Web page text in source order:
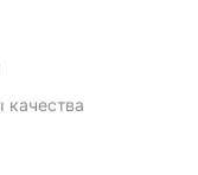
качества